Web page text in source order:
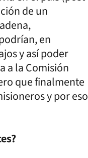
de un
en
y así poder
a la Comisión
que finalmente
y por eso